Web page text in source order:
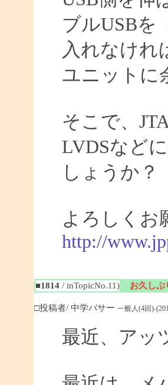
ブルUSBを
入れなけれ
ユニットに
そこで、
LVDSなど
しょうか？
よろしくお
http://
■1814/ inTopicNo.11) お久しぶ
□投稿者/ 中学バサー 一般人(4回)-
最近、アッ